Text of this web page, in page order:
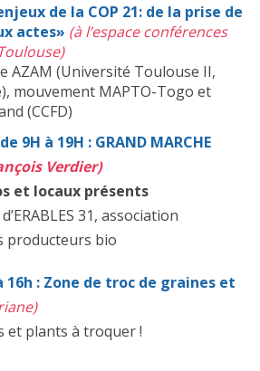
de la COP 21: de la prise de
actes» (à l’espace conférences
AZAM (Université Toulouse II,
mouvement MAPTO-Togo et
(CCFD)
9H à 19H : GRAND MARCHE
Verdier)
et locaux présents
31, association
producteurs bio
16h : Zone de troc de graines et
et plants à troquer !